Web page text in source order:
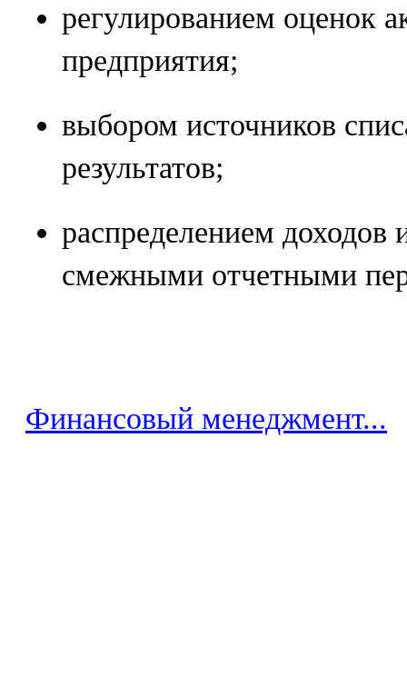
регулированием оценок
предприятия;
выбором источников
результатов;
распределением доходов
смежными отчетными
Финансовый менеджмент...